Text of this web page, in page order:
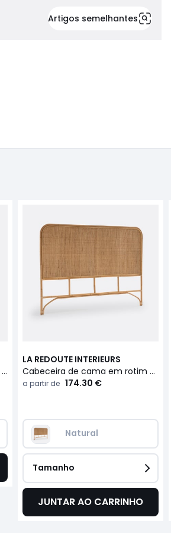
Artigos semelhantes
Mesa de cabeceira, porta com abertura à esquerda, Ladara
LA REDOUTE INTERIEURS
Cabeceira de cama em rotim entrançado, Ladara
a partir de 174.30 €
Natural
Tamanho
JUNTAR AO CARRINHO